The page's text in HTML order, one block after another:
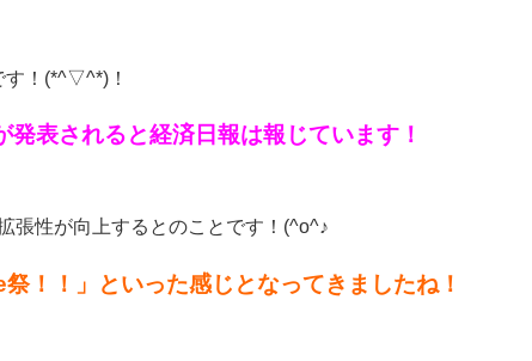
す！(*^▽^*)！
表されると経済日報は報じています！
張性が向上するとのことです！(^o^♪
！！」といった感じとなってきましたね！